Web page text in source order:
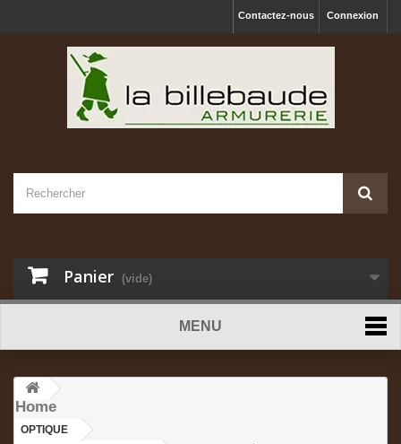
Connexion
Contactez-nous
Panier (vide)
MENU
Home
OPTIQUE